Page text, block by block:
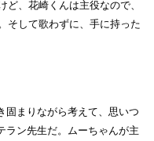
ど、花崎くんは主役なので、
そして歌わずに、手に持った
固まりながら考えて、思いつ
ン先生だ。ムーちゃんが主